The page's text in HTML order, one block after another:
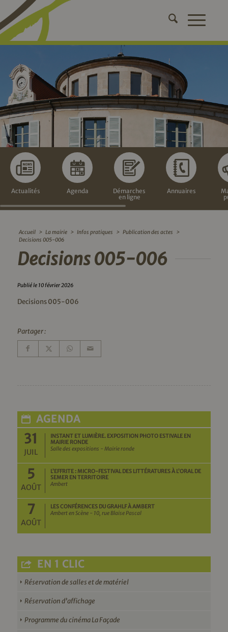
Actualités Agenda
Démarches
en ligne
Annuaires
Accueil > La mairie > Infos pratiques > Publication des actes
>
Decisions 005-006
Decisions 005-006
Publié le 10 février 2026
Decisions 005-006
Partager :
AGENDA
31
JUIL
INSTANT ET LUMIÈRE. EXPOSITION PHOTO ESTIVALE EN
MAIRIE RONDE
Salle des expositions - Mairie ronde
5
AOÛT
L’EFFRITE : MICRO-FESTIVAL DES LITTÉRATURES À L’ORAL DE
SEMER EN TERRITOIRE
Ambert
7
AOÛT
LES CONFÉRENCES DU GRAHLF À AMBERT
Ambert en Scène - 10, rue Blaise Pascal
EN 1 CLIC
Réservation de salles et de matériel
Réservation d’affichage
Programme du cinéma La Façade